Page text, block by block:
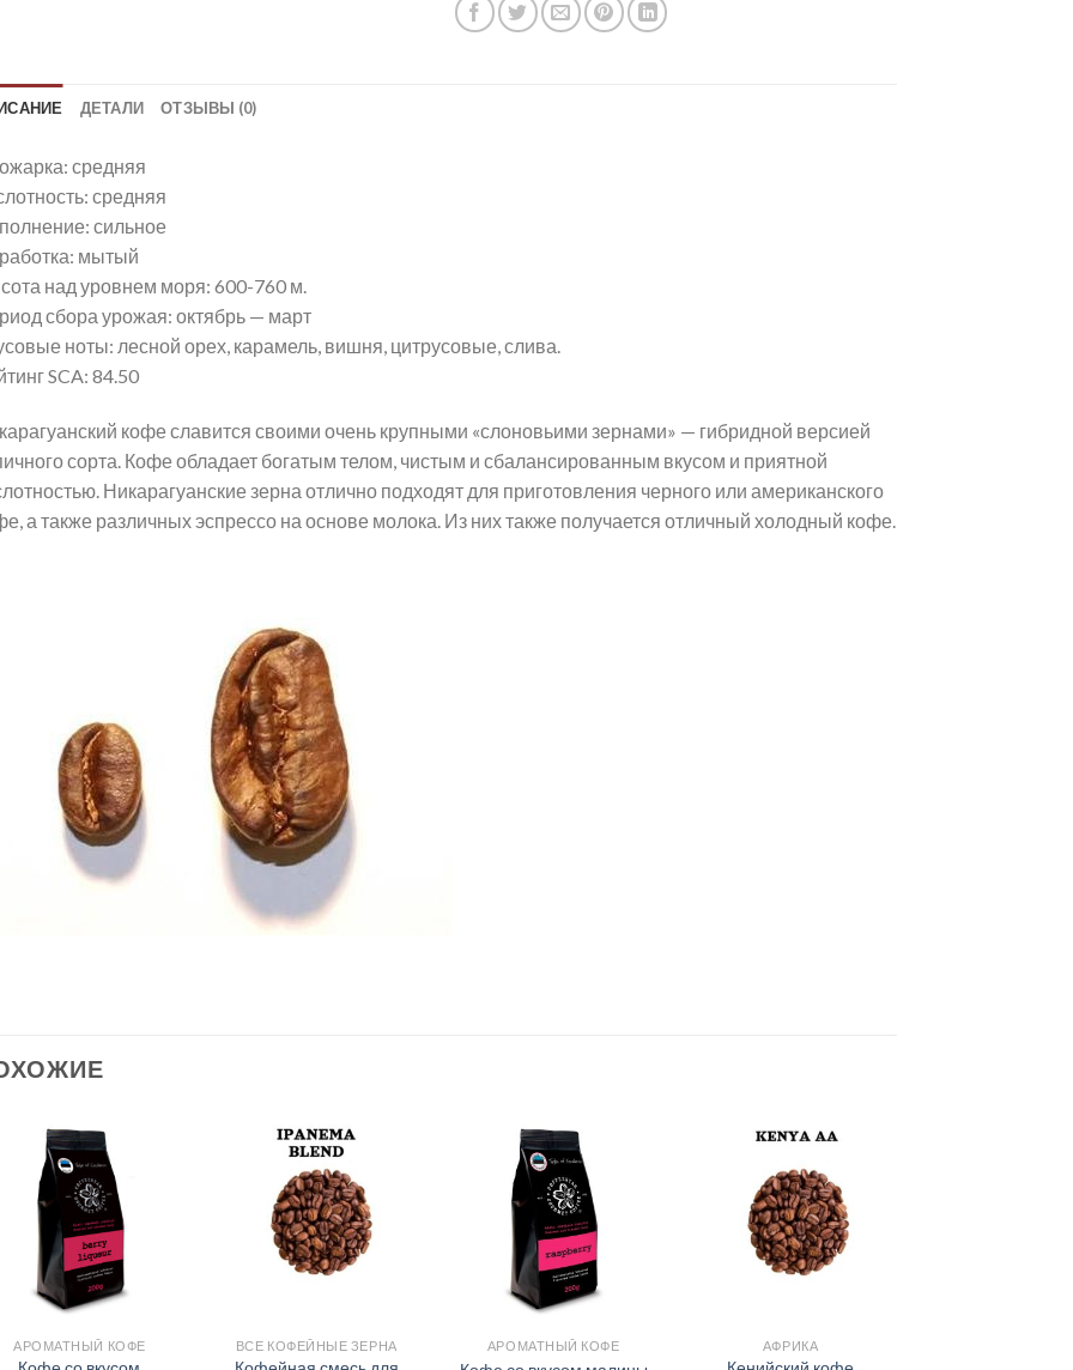
ДЕТАЛИ ОТЗЫВЫ (0)
средняя
средняя
сильное
мытый
над уровнем моря: 600-760 м.
сбора урожая: октябрь — март
ноты: лесной орех, карамель, вишня, цитрусовые, слива.
SCA: 84.50
кофе славится своими очень крупными «слоновьими зернами» — гибридной версией
сорта. Кофе обладает богатым телом, чистым и сбалансированным вкусом и приятной
Никарагуанские зерна отлично подходят для приготовления черного или американского
а также различных эспрессо на основе молока. Из них также получается отличный холодный кофе.
АРОМАТНЫЙ КОФЕ ВСЕ КОФЕЙНЫЕ ЗЕРНА АРОМАТНЫЙ КОФЕ АФРИКА